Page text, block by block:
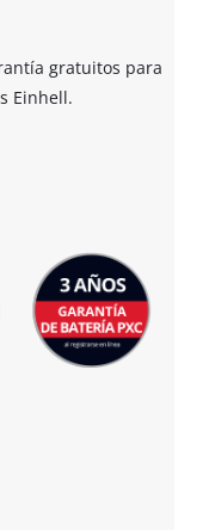
gratuitos para
Einhell.